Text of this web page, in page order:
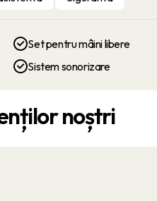
Set pentru mâini libere
Sistem sonorizare
noștri